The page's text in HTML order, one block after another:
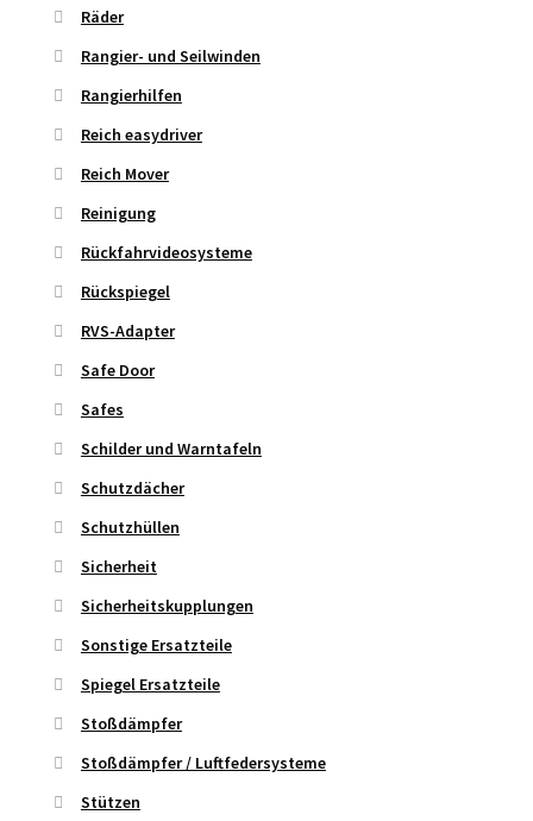
Räder
Rangier- und Seilwinden
Rangierhilfen
Reich easydriver
Reich Mover
Reinigung
Rückfahrvideosysteme
Rückspiegel
RVS-Adapter
Safe Door
Safes
Schilder und Warntafeln
Schutzdächer
Schutzhüllen
Sicherheit
Sicherheitskupplungen
Sonstige Ersatzteile
Spiegel Ersatzteile
Stoßdämpfer
Stoßdämpfer / Luftfedersysteme
Stützen